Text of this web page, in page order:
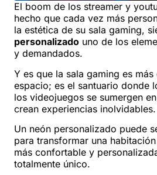
El boom de los streamer y
hecho que cada vez más
la estética de su sala gaming,
personalizado uno de los
y demandados.
Y es que la sala gaming es
espacio; es el santuario donde
los videojuegos se sumergen
crean experiencias inolvidables.
Un neón personalizado puede
para transformar una
más confortable y
totalmente único.